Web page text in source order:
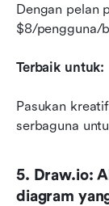
Dengan pelan
$8/pengguna/
Terbaik untuk:
Pasukan
serbaguna
5. Draw.io:
diagram